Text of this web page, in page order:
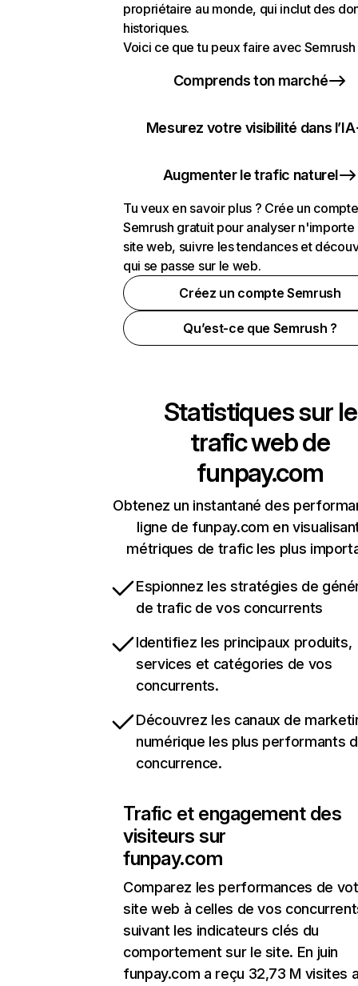
propriétaire au monde, qui inclut des
historiques.
Voici ce que tu peux faire avec Semrush
Comprends ton marché
Mesurez votre visibilité dans l’IA
Augmenter le trafic naturel
Tu veux en savoir plus ? Crée un compte
Semrush gratuit pour analyser n'importe
site web, suivre les tendances et
qui se passe sur le web.
Créez un compte Semrush
Qu’est-ce que Semrush ?
Statistiques sur le
trafic web de
funpay.com
Obtenez un instantané des
ligne de funpay.com en
métriques de trafic les plus
Espionnez les stratégies de
de trafic de vos concurrents
Identifiez les principaux produits,
services et catégories de vos
concurrents.
Découvrez les canaux de
numérique les plus performants
concurrence.
Trafic et engagement des
visiteurs sur
funpay.com
Comparez les performances de
site web à celles de vos
suivant les indicateurs clés du
comportement sur le site. En juin
funpay.com a reçu 32,73 M visites